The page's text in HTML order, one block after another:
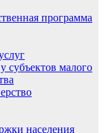
программа
субъектов малого
населения